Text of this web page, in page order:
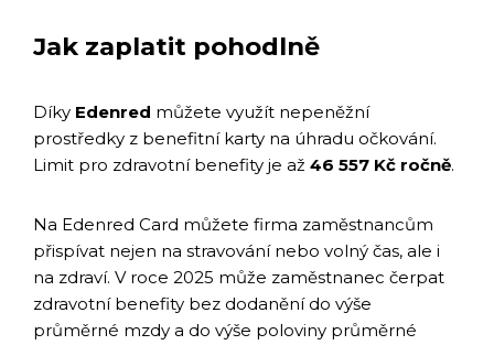
Jak zaplatit pohodlně
Díky Edenred můžete využít nepeněžní
prostředky z benefitní karty na úhradu očkování.
Limit pro zdravotní benefity je až 46 557 Kč ročně.
Na Edenred Card můžete firma zaměstnancům
přispívat nejen na stravování nebo volný čas, ale i
na zdraví. V roce 2025 může zaměstnanec čerpat
zdravotní benefity bez dodanění do výše
průměrné mzdy a do výše poloviny průměrné